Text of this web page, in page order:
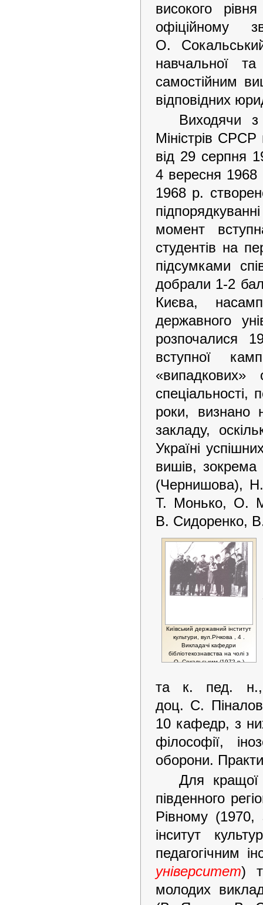
високого
офіційному
О.
навчальної
самостійним
відповідних
Виходячи
Міністрів
від 29 серпня
4 вересня 1968
1968 р.
момент
студентів на
підсумками
добрали 1-2
Києва,
державного
розпочалися
вступної
спеціальності,
роки, визнано
закладу,
Україні
вишів,
(Чернишова),
Т. Монько, О.
В. Сидоренко,
Київський державний інститут
культури, вул.Річкова , 4 .
Викладачі кафедри
бібліотекознавства на чолі з
О. Сокальським (1972 р.)
та к. пед.
доц. С. Піналов
10 кафедр, з них
філософії,
оборони.
Для кращої
південного
Рівному
інситут
педагогічним
університет)
молодих